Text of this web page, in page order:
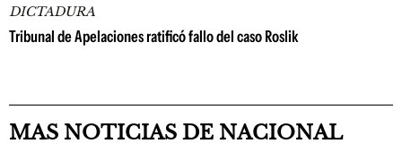
DICTADURA
Tribunal de Apelaciones ratificó fallo del caso Roslik
MAS NOTICIAS DE NACIONAL